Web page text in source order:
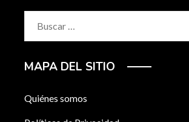
MAPA DEL SITIO
Quiénes somos